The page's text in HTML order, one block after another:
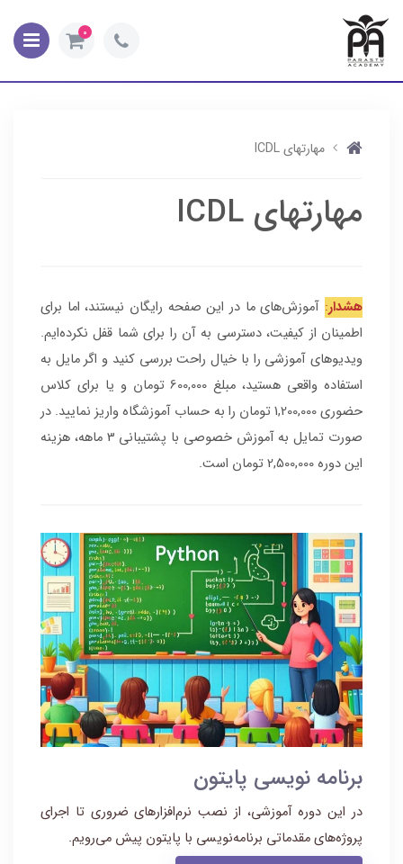
0
مهارتهای ICDL
مهارتهای ICDL
هشدار: آموزش‌های ما در این صفحه رایگان نیستند، اما برای
اطمینان از کیفیت، دسترسی به آن را برای شما قفل نکرده‌ایم.
ویدیوهای آموزشی را با خیال راحت بررسی کنید و اگر مایل به
استفاده واقعی هستید، مبلغ 600,000 تومان و یا برای کلاس
حضوری 1,200,000 تومان را به حساب آموزشگاه واریز نمایید. در
صورت تمایل به آموزش خصوصی با پشتیبانی 3 ماهه، هزینه
این دوره 2,500,000 تومان است.
برنامه نویسی پایتون
در این دوره آموزشی، از نصب نرم‌افزارهای ضروری تا اجرای
پروژه‌های مقدماتی برنامه‌نویسی با پایتون پیش می‌رویم.